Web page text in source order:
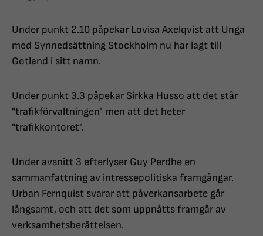
Under punkt 2.10 påpekar Lovisa Axelqvist att Unga
med Synnedsättning Stockholm nu har lagt till
Gotland i sitt namn.
Under punkt 3.3 påpekar Sirkka Husso att det står
"trafikförvaltningen" men att det heter
"trafikkontoret".
Under avsnitt 3 efterlyser Guy Perdhe en
sammanfattning av intressepolitiska framgångar.
Urban Fernquist svarar att påverkansarbete går
långsamt, och att det som uppnåtts framgår av
verksamhetsberättelsen.